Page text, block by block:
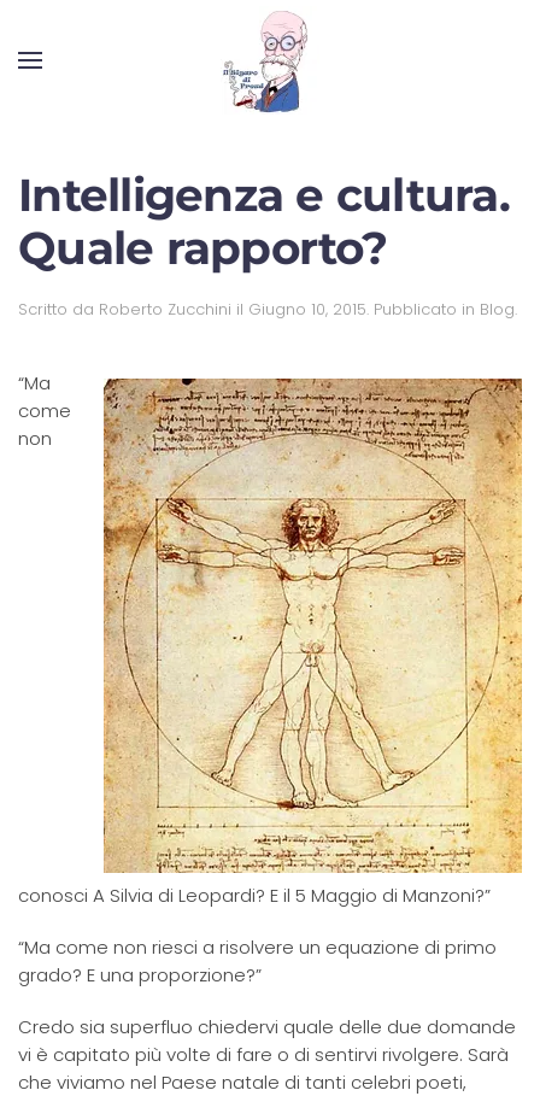
Intelligenza e cultura.
Quale rapporto?
Scritto da Roberto Zucchini il Giugno 10, 2015. Pubblicato in Blog.
“Ma
come
non
conosci A Silvia di Leopardi? E il 5 Maggio di Manzoni?”
“Ma come non riesci a risolvere un equazione di primo
grado? E una proporzione?”
Credo sia superfluo chiedervi quale delle due domande
vi è capitato più volte di fare o di sentirvi rivolgere. Sarà
che viviamo nel Paese natale di tanti celebri poeti,